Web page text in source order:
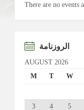
There are no events
الروزنامة
AUGUST 2026
M
T W
3
4 5